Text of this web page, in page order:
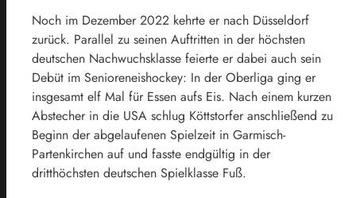
Noch im Dezember 2022 kehrte er nach Düsseldorf
zurück. Parallel zu seinen Auftritten in der höchsten
deutschen Nachwuchsklasse feierte er dabei auch sein
Debüt im Senioreneishockey: In der Oberliga ging er
insgesamt elf Mal für Essen aufs Eis. Nach einem kurzen
Abstecher in die USA schlug Köttstorfer anschließend zu
Beginn der abgelaufenen Spielzeit in Garmisch-
Partenkirchen auf und fasste endgültig in der
dritthöchsten deutschen Spielklasse Fuß.